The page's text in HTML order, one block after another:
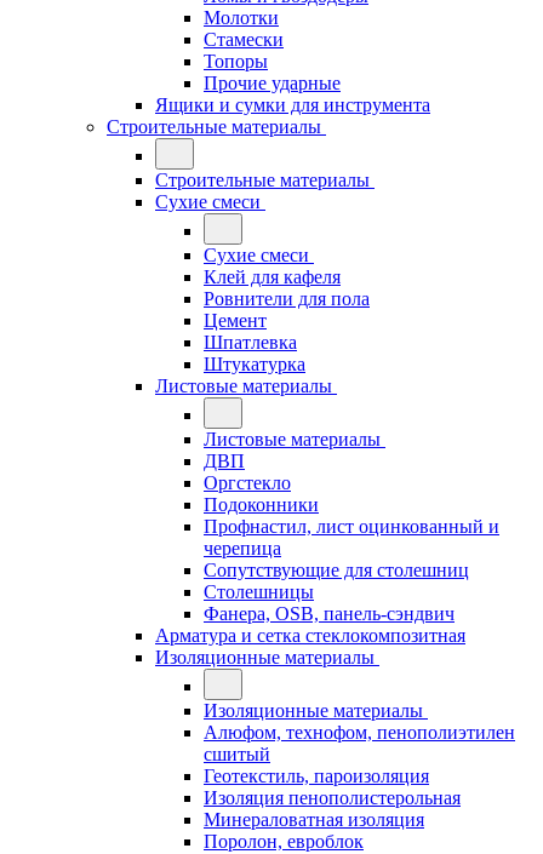
Молотки
Стамески
Топоры
Прочие ударные
Ящики и сумки для инструмента
Строительные материалы
Строительные материалы
Сухие смеси
Сухие смеси
Клей для кафеля
Ровнители для пола
Цемент
Шпатлевка
Штукатурка
Листовые материалы
Листовые материалы
ДВП
Оргстекло
Подоконники
Профнастил, лист оцинкованный и
черепица
Сопутствующие для столешниц
Столешницы
Фанера, OSB, панель-сэндвич
Арматура и сетка стеклокомпозитная
Изоляционные материалы
Изоляционные материалы
Алюфом, технофом, пенополиэтилен
сшитый
Геотекстиль, пароизоляция
Изоляция пенополистерольная
Минераловатная изоляция
Поролон, евроблок